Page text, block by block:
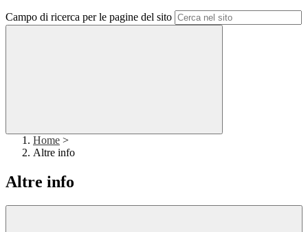
Campo di ricerca per le pagine del sito
Home >
Altre info
Altre info